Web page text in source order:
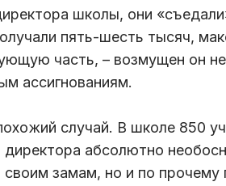
школы, они
пять-шесть тысяч,
часть, – возмущен он
ассигнованиям.
случай. В школе 850
абсолютно
своим замам, но и по прочему